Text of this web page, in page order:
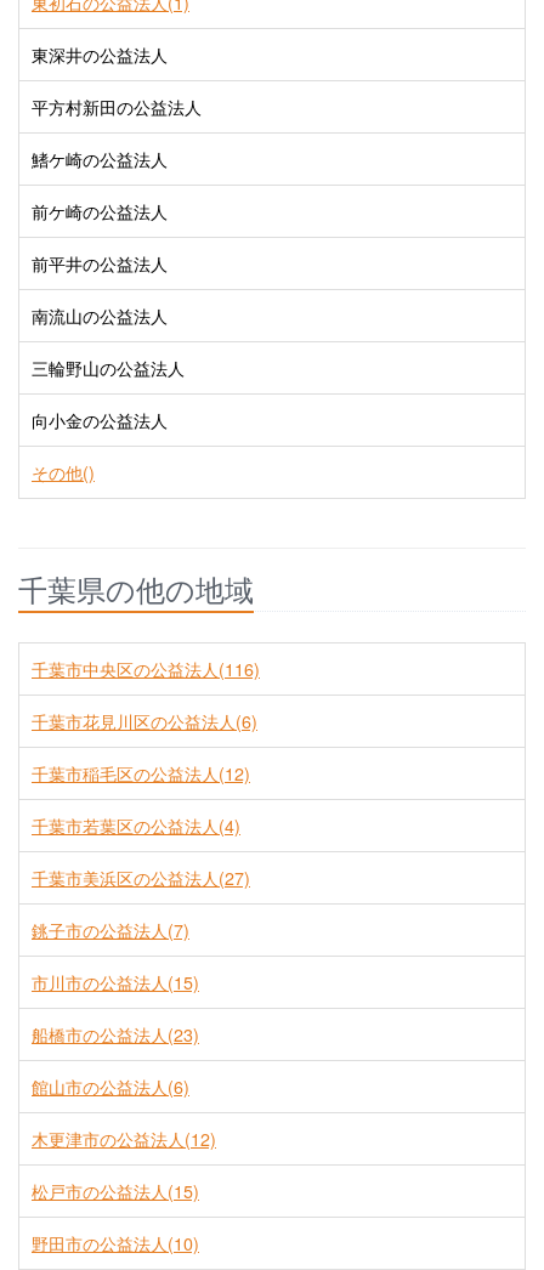
東深井の公益法人
平方村新田の公益法人
鰭ケ崎の公益法人
前ケ崎の公益法人
前平井の公益法人
南流山の公益法人
三輪野山の公益法人
向小金の公益法人
その他()
千葉県の他の地域
千葉市中央区の公益法人(116)
千葉市花見川区の公益法人(6)
千葉市稲毛区の公益法人(12)
千葉市若葉区の公益法人(4)
千葉市美浜区の公益法人(27)
銚子市の公益法人(7)
市川市の公益法人(15)
船橋市の公益法人(23)
館山市の公益法人(6)
木更津市の公益法人(12)
松戸市の公益法人(15)
野田市の公益法人(10)